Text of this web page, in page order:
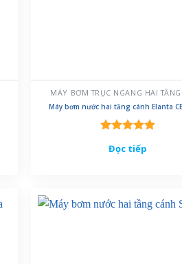
MÁY BƠM TRỤC NGANG HAI
Máy bơm nước hai tầng cánh Elanta
hạng 5.00
Đọc tiếp